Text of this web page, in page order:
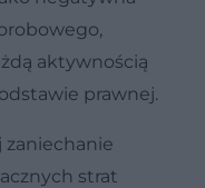
aktywnością
prawnej.
zaniechanie
strat